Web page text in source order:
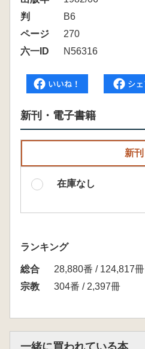
判
B6
ページ
270
六一ID
N56316
新刊・電子書籍
新刊
在庫なし
ランキング
総合
28,880番 / 124,817冊
宗教
304番 / 2,397冊
一緒に買われている本